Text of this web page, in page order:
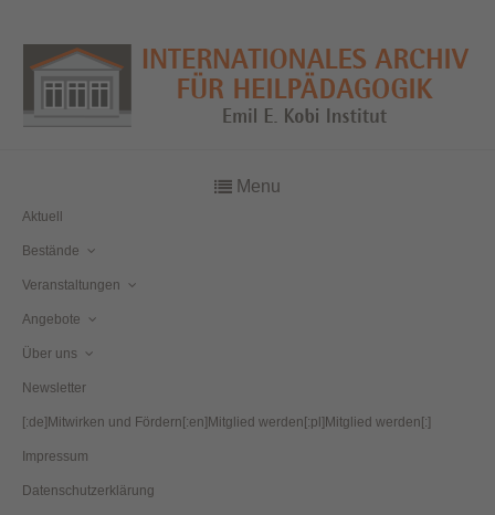
Menu
Aktuell
Bestände
Veranstaltungen
Angebote
Über uns
Newsletter
[:de]Mitwirken und Fördern[:en]Mitglied werden[:pl]Mitglied werden[:]
Impressum
Datenschutzerklärung